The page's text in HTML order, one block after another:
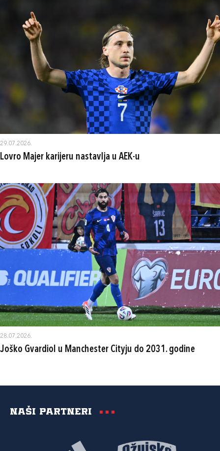
29.07.2026.
Lovro Majer karijeru nastavlja u AEK-u
28.07.2026.
Joško Gvardiol u Manchester Cityju do 2031. godine
Naši partneri